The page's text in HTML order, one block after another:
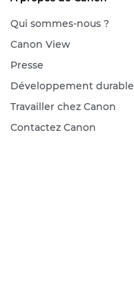
Qui sommes-nous ?
Canon View
Presse
Développement durable
Travailler chez Canon
Contactez Canon